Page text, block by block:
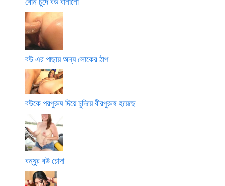
বউ এর পাছায় অন্য লোকের ঠাপ
বউকে পরপুরুষ দিয়ে চুদিয়ে বীরপুরুষ হয়েছে
বন্ধুর বউ চোদা